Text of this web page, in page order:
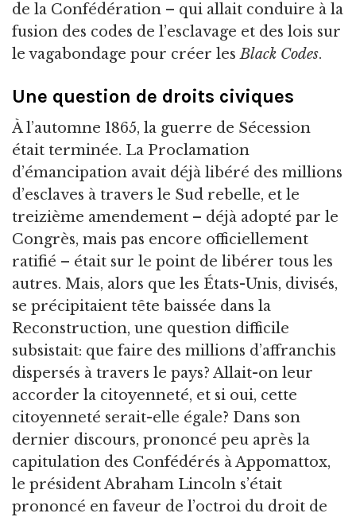
de la Confédération – qui allait conduire à la
fusion des codes de l’esclavage et des lois sur
le vagabondage pour créer lesBlack Codes.
Une question de droits civiques
À l’automne 1865, la guerre de Sécession
était terminée. La Proclamation
d’émancipation avait déjà libéré des millions
d’esclaves à travers le Sud rebelle, et le
treizième amendement – déjà adopté par le
Congrès, mais pas encore officiellement
ratifié – était sur le point de libérer tous les
autres. Mais, alors que les États-Unis, divisés,
se précipitaient tête baissée dans la
Reconstruction, une question difficile
subsistait: que faire des millions d’affranchis
dispersés à travers le pays? Allait-on leur
accorder la citoyenneté, et si oui, cette
citoyenneté serait-elle égale? Dans son
dernier discours, prononcé peu après la
capitulation des Confédérés à Appomattox,
le président Abraham Lincoln s’était
prononcé en faveur de l’octroi du droit de